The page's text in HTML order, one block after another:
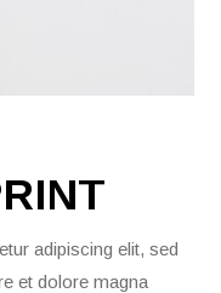
adipiscing elit, sed
et dolore magna